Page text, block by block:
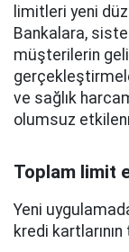
limitleri yeni
Bankalara,
müşterilerin
ve sağlık
olumsuz
Toplam limit
Yeni
kredi